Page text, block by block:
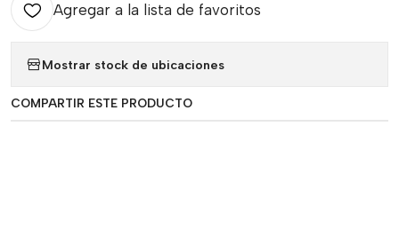
Agregar a la lista de favoritos
Mostrar stock de ubicaciones
COMPARTIR ESTE PRODUCTO